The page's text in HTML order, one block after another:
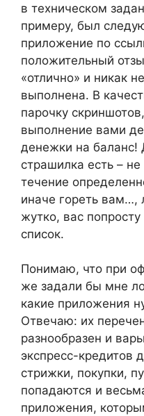
в техническом
примеру, был
приложение по
положительный
«отлично» и никак
выполнена. В
парочку
выполнение вами
денежки на
страшилка есть –
течение
иначе гореть вам…,
жутко, вас
список.
Понимаю, что при
же задали бы мне
какие приложения
Отвечаю: их
разнообразен и
экспресс-кредитов
стрижки, покупки,
попадаются и
приложения,